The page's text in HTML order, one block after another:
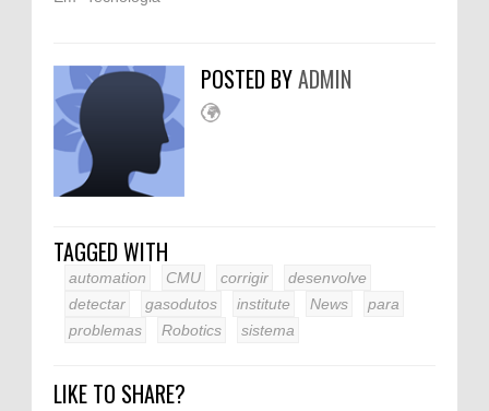
POSTED BYADMIN
TAGGED WITH
automation CMU corrigir
desenvolve
detectar
gasodutos institute News
para
problemas
Robotics sistema
LIKE TO SHARE?